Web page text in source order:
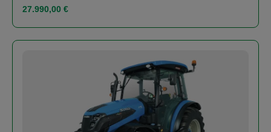
Regulärer Preis:
27.990,00 €